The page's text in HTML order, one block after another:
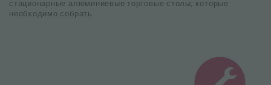
стационарные алюминиевые торговые столы, которые
необходимо собрать